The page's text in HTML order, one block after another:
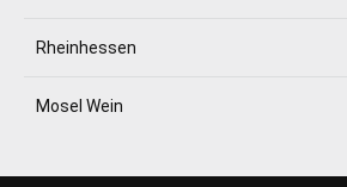
Rheinhessen
Mosel Wein